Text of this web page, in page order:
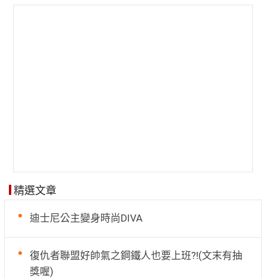
精選文章
迪士尼公主變身時尚DIVA
復仇者聯盟好帥氣之鋼鐵人也要上班?!(文末有抽
獎喔)